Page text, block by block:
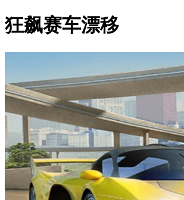
狂飙赛车漂移